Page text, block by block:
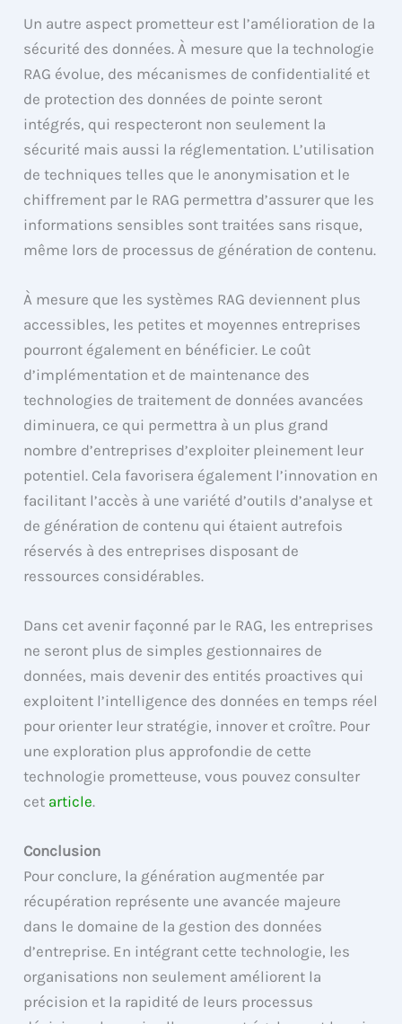
Un autre aspect prometteur est l’amélioration de la
sécurité des données. À mesure que la technologie
RAG évolue, des mécanismes de confidentialité et
de protection des données de pointe seront
intégrés, qui respecteront non seulement la
sécurité mais aussi la réglementation. L’utilisation
de techniques telles que le anonymisation et le
chiffrement par le RAG permettra d’assurer que les
informations sensibles sont traitées sans risque,
même lors de processus de génération de contenu.
À mesure que les systèmes RAG deviennent plus
accessibles, les petites et moyennes entreprises
pourront également en bénéficier. Le coût
d’implémentation et de maintenance des
technologies de traitement de données avancées
diminuera, ce qui permettra à un plus grand
nombre d’entreprises d’exploiter pleinement leur
potentiel. Cela favorisera également l’innovation en
facilitant l’accès à une variété d’outils d’analyse et
de génération de contenu qui étaient autrefois
réservés à des entreprises disposant de
ressources considérables.
Dans cet avenir façonné par le RAG, les entreprises
ne seront plus de simples gestionnaires de
données, mais devenir des entités proactives qui
exploitent l’intelligence des données en temps réel
pour orienter leur stratégie, innover et croître. Pour
une exploration plus approfondie de cette
technologie prometteuse, vous pouvez consulter
cet article.
Conclusion
Pour conclure, la génération augmentée par
récupération représente une avancée majeure
dans le domaine de la gestion des données
d’entreprise. En intégrant cette technologie, les
organisations non seulement améliorent la
précision et la rapidité de leurs processus